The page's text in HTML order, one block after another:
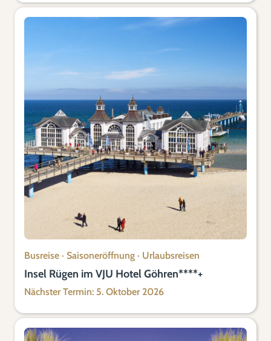
Busreise · Saisoneröffnung · Urlaubsreisen
Insel Rügen im VJU Hotel Göhren****+
Nächster Termin: 5. Oktober 2026